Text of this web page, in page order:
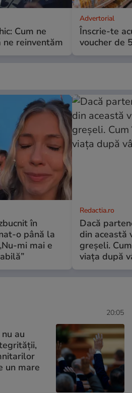
Cum ne
reinventăm
Advertorial
Înscrie-te
voucher de
în
o până la
mi mai e
Redactia.ro
Dacă
din această
greșeli.
viața după
20:05
au
un mare